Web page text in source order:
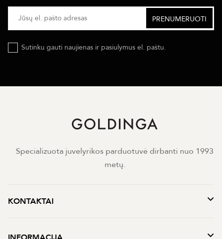
Sutinku gauti naujienas ir pasiulymus el. paštu.
Specializuota juvelyrikos parduotuvė dirbanti nuo 1993
metų.
KONTAKTAI